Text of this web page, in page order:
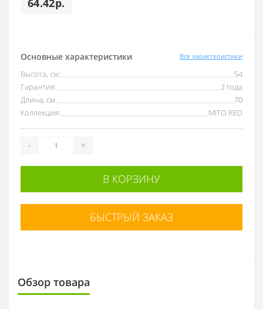
Основные характеристики Все характеристики
Высота, см:
54
Гарантия:
2 года
Длина, см:
70
Коллекция:
MITO RED
- +
В КОРЗИНУ
БЫСТРЫЙ ЗАКАЗ
Обзор товара